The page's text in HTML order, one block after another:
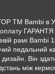
ТМ Bambi в
рамі Bambi
педальний
Він
між